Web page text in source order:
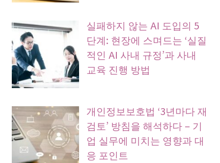
실패하지 않는 AI 도입의 5
단계: 현장에 스며드는 ‘실질
적인 AI 사내 규정’과 사내
교육 진행 방법
개인정보보호법 ‘3년마다 재
검토’ 방침을 해석하다 – 기
업 실무에 미치는 영향과 대
응 포인트